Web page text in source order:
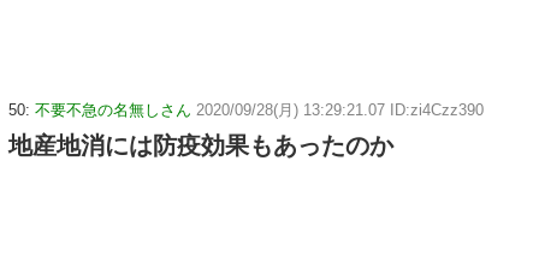
50: 不要不急の名無しさん 2020/09/28(月) 13:29:21.07 ID:zi4Czz390
地産地消には防疫効果もあったのか